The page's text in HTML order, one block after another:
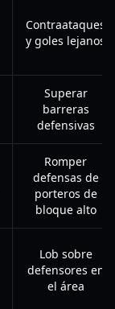
Contraataques
y goles lejanos
Superar
barreras
defensivas
Romper
defensas de
porteros de
bloque alto
Lob sobre
defensores en
el área